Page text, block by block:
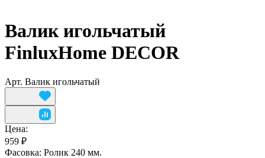
Валик игольчатый
FinluxHome DECOR
Арт. Валик игольчатый
Цена:
959 ₽
Фасовка: Ролик 240 мм.